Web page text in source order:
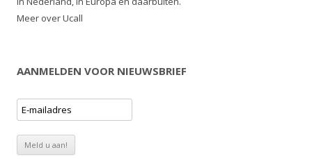
Meer over Ucall
AANMELDEN VOOR NIEUWSBRIEF